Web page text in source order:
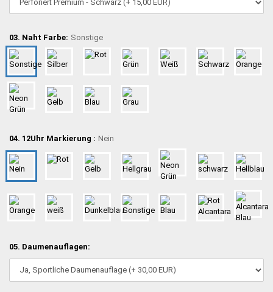
03. Naht Farbe: Sonstige
04. 12Uhr Markierung : Nein
05. Daumenauflagen: